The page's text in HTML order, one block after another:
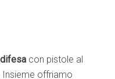
con pistole al
Insieme offriamo